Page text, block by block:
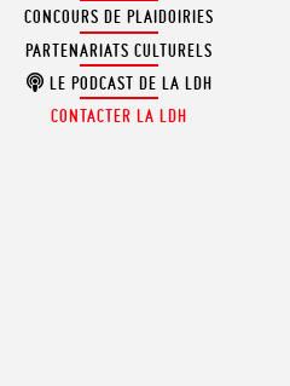
CONCOURS DE PLAIDOIRIES
PARTENARIATS CULTURELS
LE PODCAST DE LA LDH
CONTACTER LA LDH